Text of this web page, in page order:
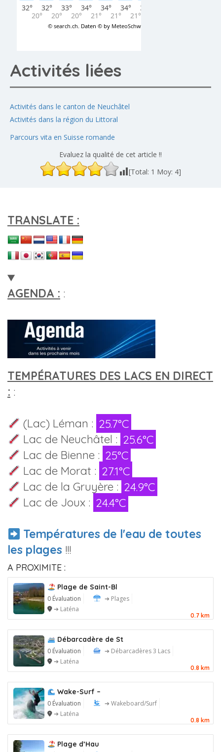
Activités liées
Activités dans le canton de Neuchâtel
Activités dans la région du Littoral
Parcours vita en Suisse romande
Evaluez la qualité de cet article !!
[Total: 1 Moy: 4]
TRANSLATE :
AGENDA : :
TEMPÉRATURES DES LACS EN DIRECT
: :
(Lac) Léman : 25.7°C
Lac de Neuchâtel : 25.6°C
Lac de Bienne : 25°C
Lac de Morat : 27.1°C
Lac de la Gruyère : 24.9°C
Lac de Joux : 24.4°C
Températures de l'eau de toutes
les plages !!!
A PROXIMITE :
Plage de Saint-Bl
0 Évaluation
➔ Plages
➔ Laténa
0.7 km
Débarcadère de St
0 Évaluation
➔ Débarcadères 3 Lacs
➔ Laténa
0.8 km
Wake-Surf –
0 Évaluation
➔ Wakeboard/Surf
➔ Laténa
0.8 km
Plage d’Hau